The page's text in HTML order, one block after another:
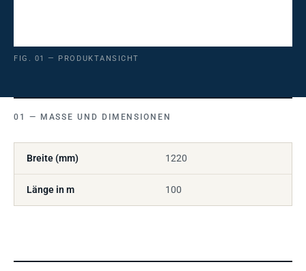
FIG. 01 — PRODUKTANSICHT
MASSE UND DIMENSIONEN
Breite (mm) 1220
Länge in m 100